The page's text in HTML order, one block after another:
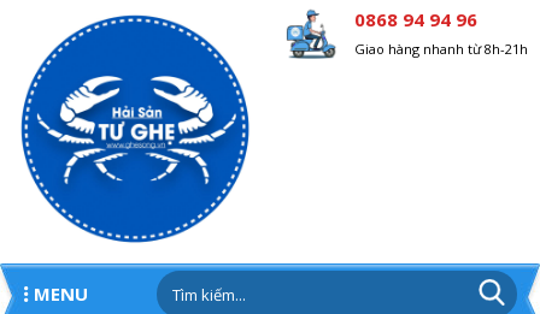
0868 94 94 96
Giao hàng nhanh từ 8h-21h
MENU